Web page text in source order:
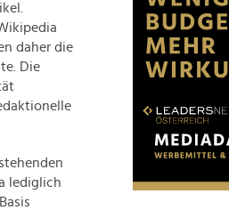
daher die
Die
lediglich